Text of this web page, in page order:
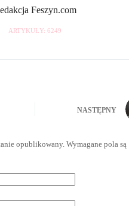
Feszyn.com
ARTYKUŁY: 6249
NASTĘPNY
opublikowany. Wymagane pola są